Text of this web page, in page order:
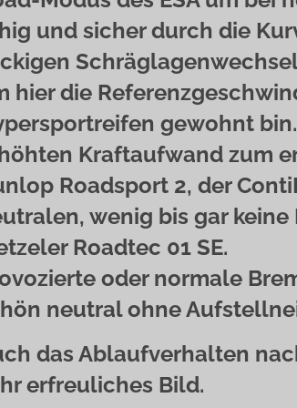
und sicher durch die
hier die
gewohnt
Kraftaufwand zum
Roadsport 2, der
wenig bis gar
Roadtec 01 SE.
oder normale
neutral ohne
das Ablaufverhalten
erfreuliches Bild.